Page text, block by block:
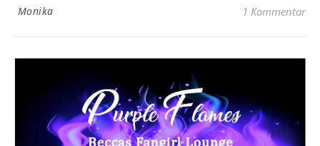
Monika 1 Kommentar